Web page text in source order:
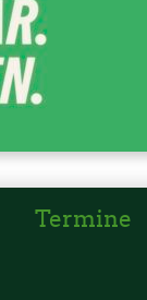
Termine